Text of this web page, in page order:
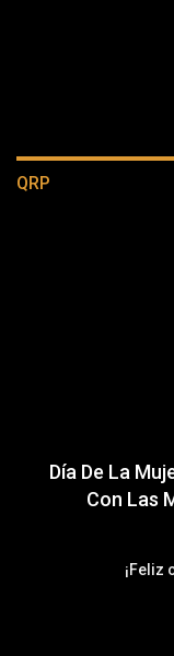
QRP
Día De La
Con Las
¡Feliz